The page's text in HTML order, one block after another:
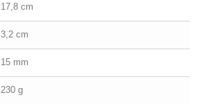
17,8 cm
3,2 cm
15 mm
230 g